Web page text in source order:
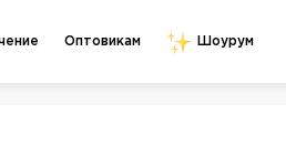
Оптовикам Шоурум